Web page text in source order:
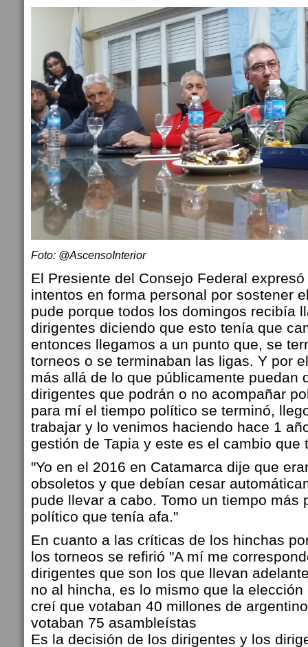
Foto: @AscensoInterior
El Presiente del Consejo Federal
intentos en forma personal por sostener
pude porque todos los domingos recibía
dirigentes diciendo que esto tenía que
entonces llegamos a un punto que, se
torneos o se terminaban las ligas. Y por
más allá de lo que públicamente puedan
dirigentes que podrán o no acompañar
para mí el tiempo político se terminó,
trabajar y lo venimos haciendo hace 1
gestión de Tapia y este es el cambio que
"Yo en el 2016 en Catamarca dije que
obsoletos y que debían cesar
pude llevar a cabo. Tomo un tiempo más
político que tenía afa."
En cuanto a las críticas de los hinchas
los torneos se refirió "A mí me
dirigentes que son los que llevan
no al hincha, es lo mismo que la elección
creí que votaban 40 millones de
votaban 75 asambleístas
Es la decisión de los dirigentes y los